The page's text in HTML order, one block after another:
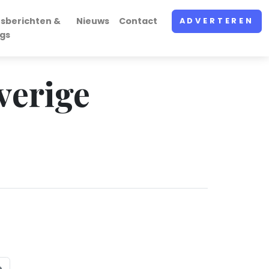
&
Nieuws Contact ADVERTEREN